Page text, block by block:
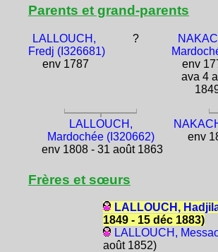
Parents et grand-parents
LALLOUCH,
Fredj (I326681)
env 1787
?
env
ava 4
LALLOUCH,
Mardochée (I320662)
env 1808 - 31 août 1863
env
Frères et sœurs
LALLOUCH,
1849 - 15 déc 1883)
LALLOUCH,
août 1852)